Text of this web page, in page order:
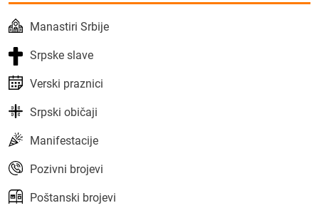
Manastiri Srbije
Srpske slave
Verski praznici
Srpski običaji
Manifestacije
Pozivni brojevi
Poštanski brojevi